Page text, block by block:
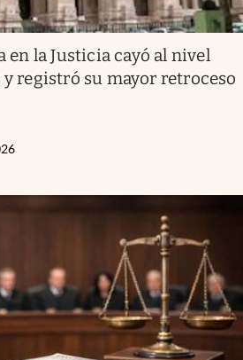
en la Justicia cayó al nivel
registró su mayor retroceso